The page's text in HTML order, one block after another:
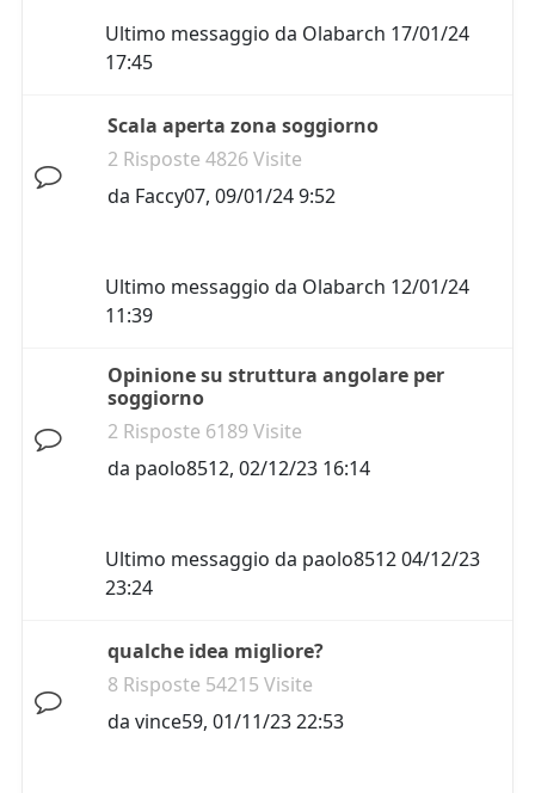
Ultimo messaggio da Olabarch 17/01/24
17:45
Scala aperta zona soggiorno
2 Risposte 4826 Visite
da Faccy07, 09/01/24 9:52
Ultimo messaggio da Olabarch 12/01/24
11:39
Opinione su struttura angolare per
soggiorno
2 Risposte 6189 Visite
da paolo8512, 02/12/23 16:14
Ultimo messaggio da paolo851204/12/23
23:24
qualche idea migliore?
8 Risposte 54215 Visite
da vince59, 01/11/23 22:53